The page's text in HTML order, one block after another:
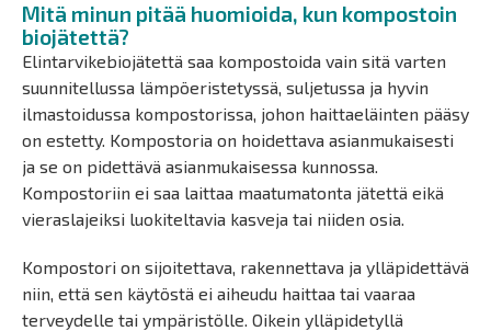
Mitä minun pitää huomioida, kun kompostoin
biojätettä?
Elintarvikebiojätettä saa kompostoida vain sitä varten
suunnitellussa lämpöeristetyssä, suljetussa ja hyvin
ilmastoidussa kompostorissa, johon haittaeläinten pääsy
on estetty. Kompostoria on hoidettava asianmukaisesti
ja se on pidettävä asianmukaisessa kunnossa.
Kompostoriin ei saa laittaa maatumatonta jätettä eikä
vieraslajeiksi luokiteltavia kasveja tai niiden osia.
Kompostori on sijoitettava, rakennettava ja ylläpidettävä
niin, että sen käytöstä ei aiheudu haittaa tai vaaraa
terveydelle tai ympäristölle. Oikein ylläpidetyllä